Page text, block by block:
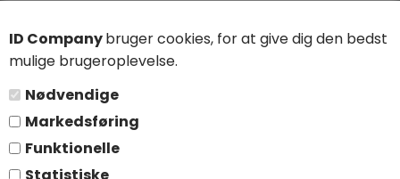
ID Companybruger cookies, for at give dig den bedst
mulige brugeroplevelse.
Nødvendige
Markedsføring
Funktionelle
Find vej
Salgs- og leveringsbetingelser
Persondatapolitik